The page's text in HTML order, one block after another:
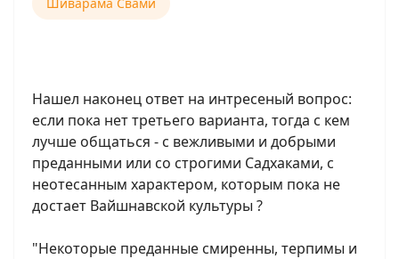
Нашел наконец ответ на интресеный вопрос:
если пока нет третьего варианта, тогда с кем
лучше общаться - с вежливыми и добрыми
преданными или со строгими Садхаками, с
неотесанным характером, которым пока не
достает Вайшнавской культуры ?
"Некоторые преданные смиренны, терпимы и